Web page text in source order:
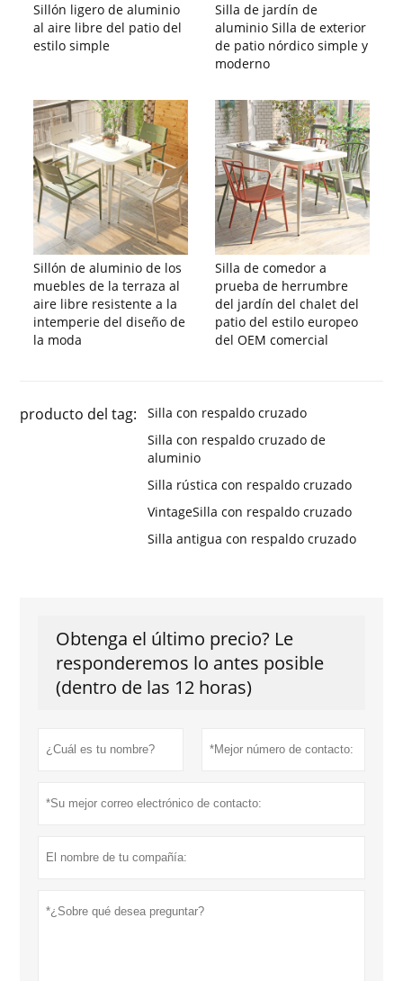
Sillón ligero de aluminio
al aire libre del patio del
estilo simple
Silla de jardín de
aluminio Silla de exterior
de patio nórdico simple y
moderno
Sillón de aluminio de los
muebles de la terraza al
aire libre resistente a la
intemperie del diseño de
la moda
Silla de comedor a
prueba de herrumbre
del jardín del chalet del
patio del estilo europeo
del OEM comercial
producto del tag:
Silla con respaldo cruzado
Silla con respaldo cruzado de
aluminio
Silla rústica con respaldo cruzado
VintageSilla con respaldo cruzado
Silla antigua con respaldo cruzado
Obtenga el último precio? Le
responderemos lo antes posible
(dentro de las 12 horas)